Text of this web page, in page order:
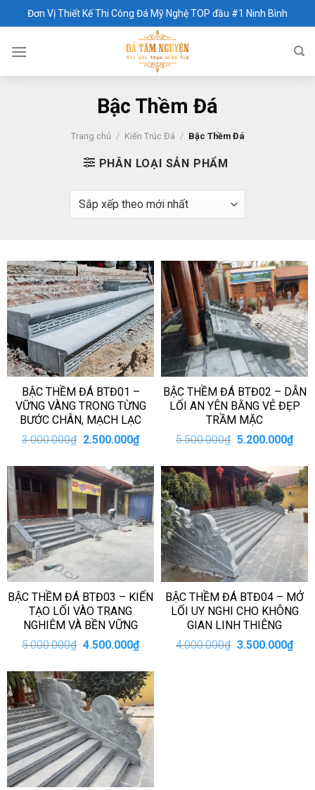
to
Đơn Vị Thiết Kế Thi Công Đá Mỹ Nghệ TOP đầu #1 Ninh Bình
Bậc Thềm Đá
Trang chủ / Kiến Trúc Đá / Bậc Thềm Đá
PHÂN LOẠI SẢN PHẨM
BẬC THỀM ĐÁ BTĐ01 –
VỮNG VÀNG TRONG TỪNG
BƯỚC CHÂN, MẠCH LẠC
3.000.000₫ Giá
3.000.000₫.
2.500.000₫Giá
hiện
là:
2.500.000₫.
BẬC THỀM ĐÁ BTĐ02 – DẪN
LỐI AN YÊN BẰNG VẺ ĐẸP
TRẦM MẶC
5.500.000₫ Giá
5.500.000₫.
5.200.000₫Giá
hiện
là:
BẬC THỀM ĐÁ BTĐ03 – KIẾN
TẠO LỐI VÀO TRANG
NGHIÊM VÀ BỀN VỮNG
5.000.000₫ Giá
5.000.000₫.
4.500.000₫Giá
hiện
là:
4.500.000₫.
BẬC THỀM ĐÁ BTĐ04 – MỞ
LỐI UY NGHI CHO KHÔNG
GIAN LINH THIÊNG
4.000.000₫ Giá
3.500.000₫Giá
hiện